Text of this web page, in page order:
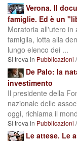
Verona. Il
famiglie. Ed è un
Moratoria all'utero in
famiglia, lotta alla
lungo elenco dei ...
Si trova in Pubblicazioni /
De Palo: la
investimento
Il presidente della
nazionale delle
oggi, richiama il
Si trova in Pubblicazioni /
Le attese. Le